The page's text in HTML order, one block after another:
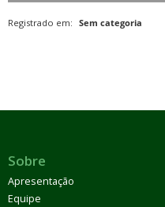
Registrado em: Sem categoria
Sobre
Apresentação
Equipe